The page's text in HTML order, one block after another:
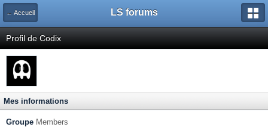
← Accueil LS forums
Profil de Codix
Mes informations
Groupe Members